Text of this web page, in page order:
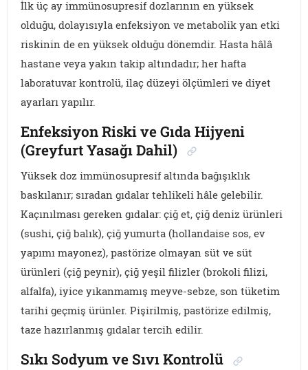
İlk üç ay immünosupresif dozlarının en yüksek
olduğu, dolayısıyla enfeksiyon ve metabolik yan etki
riskinin de en yüksek olduğu dönemdir. Hasta hâlâ
hastane veya yakın takip altındadır; her hafta
laboratuvar kontrolü, ilaç düzeyi ölçümleri ve diyet
ayarları yapılır.
Enfeksiyon Riski ve Gıda Hijyeni
(Greyfurt Yasağı Dahil)
Yüksek doz immünosupresif altında bağışıklık
baskılanır; sıradan gıdalar tehlikeli hâle gelebilir.
Kaçınılması gereken gıdalar: çiğ et, çiğ deniz ürünleri
(sushi, çiğ balık), çiğ yumurta (hollandaise sos, ev
yapımı mayonez), pastörize olmayan süt ve süt
ürünleri (çiğ peynir), çiğ yeşil filizler (brokoli filizi,
alfalfa), iyice yıkanmamış meyve-sebze, son tüketim
tarihi geçmiş ürünler. Pişirilmiş, pastörize edilmiş,
taze hazırlanmış gıdalar tercih edilir.
Sıkı Sodyum ve Sıvı Kontrolü